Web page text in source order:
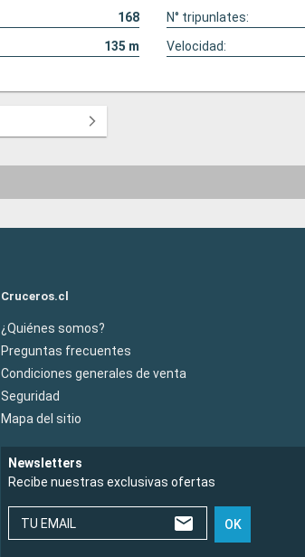
168 N° tripunlates:
135 m Velocidad:
Cruceros.cl
¿Quiénes somos?
Preguntas frecuentes
Condiciones generales de venta
Seguridad
Mapa del sitio
Newsletters
Recibe nuestras exclusivas ofertas
TU EMAIL OK